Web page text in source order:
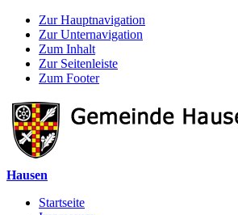
Zur Hauptnavigation
Zur Unternavigation
Zum Inhalt
Zur Seitenleiste
Zum Footer
Hausen
Startseite